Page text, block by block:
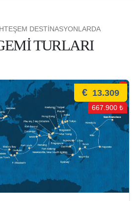
DESTİNASYONLARDA
TURLARI
€ 13.309
667.900 ₺